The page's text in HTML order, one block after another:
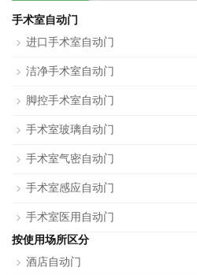
手术室自动门
进口手术室自动门
洁净手术室自动门
脚控手术室自动门
手术室玻璃自动门
手术室气密自动门
手术室感应自动门
手术室医用自动门
按使用场所区分
酒店自动门